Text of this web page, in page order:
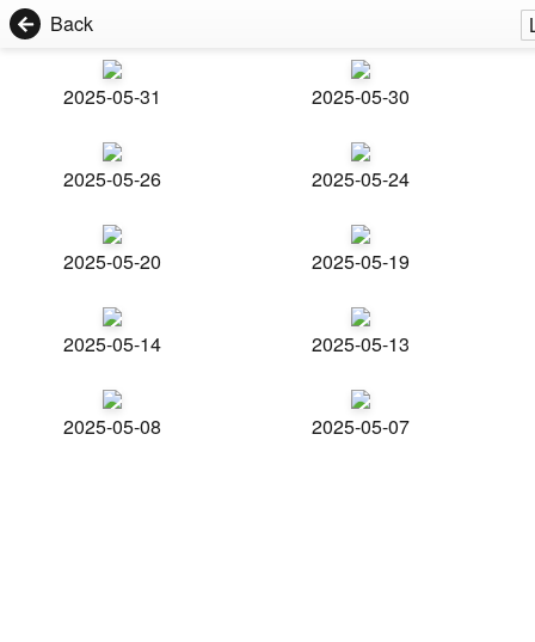
Back
2025-05-31 2025-05-30
2025-05-26 2025-05-24
2025-05-20 2025-05-19
2025-05-14 2025-05-13
2025-05-08 2025-05-07